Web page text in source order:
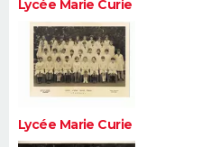
Lycée Marie Curie
Lycée Marie Curie